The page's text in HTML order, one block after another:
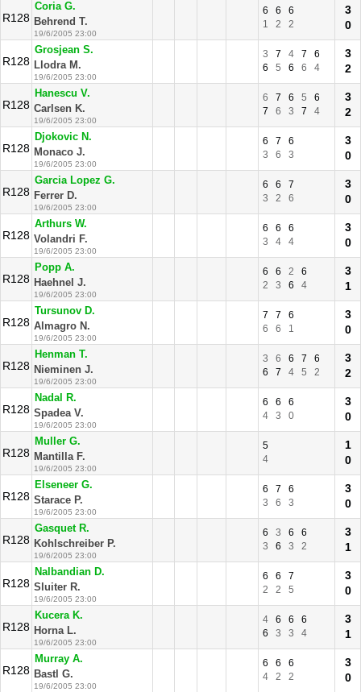
R128
Coria G.
Behrend T.
19/6/2005 23:00
6 6
6
1
2 2
3
0
R128
Grosjean S.
Llodra M.
19/6/2005 23:00
3 7 4 7
6
6
5 6 6 4
3
2
R128
Hanescu V.
Carlsen K.
19/6/2005 23:00
6 7 6 5
6
7
6 3 7 4
3
2
R128
Djokovic N.
Monaco J.
19/6/2005 23:00
6 7
6
3
6 3
3
0
R128
Garcia Lopez G.
Ferrer D.
19/6/2005 23:00
6 6
7
3
2 6
3
0
R128
Arthurs W.
Volandri F.
19/6/2005 23:00
6 6
6
3
4 4
3
0
R128
Popp A.
Haehnel J.
19/6/2005 23:00
6 6 2
6
2
3 6 4
3
1
R128
Tursunov D.
Almagro N.
19/6/2005 23:00
7 7
6
6
6 1
3
0
R128
Henman T.
Nieminen J.
19/6/2005 23:00
3 6 6 7
6
6
7 4 5 2
3
2
R128
Nadal R.
Spadea V.
19/6/2005 23:00
6 6
6
4
3 0
3
0
R128
Muller G.
Mantilla F.
19/6/2005 23:00
5
4
1
0
R128
Elseneer G.
Starace P.
19/6/2005 23:00
6 7
6
3
6 3
3
0
R128
Gasquet R.
Kohlschreiber P.
19/6/2005 23:00
6 3 6
6
3
6 3 2
3
1
R128
Nalbandian D.
Sluiter R.
19/6/2005 23:00
6 6
7
2
2 5
3
0
R128
Kucera K.
Horna L.
19/6/2005 23:00
4 6 6
6
6
3 3 4
3
1
R128
Murray A.
Bastl G.
19/6/2005 23:00
6 6
6
4
2 2
3
0